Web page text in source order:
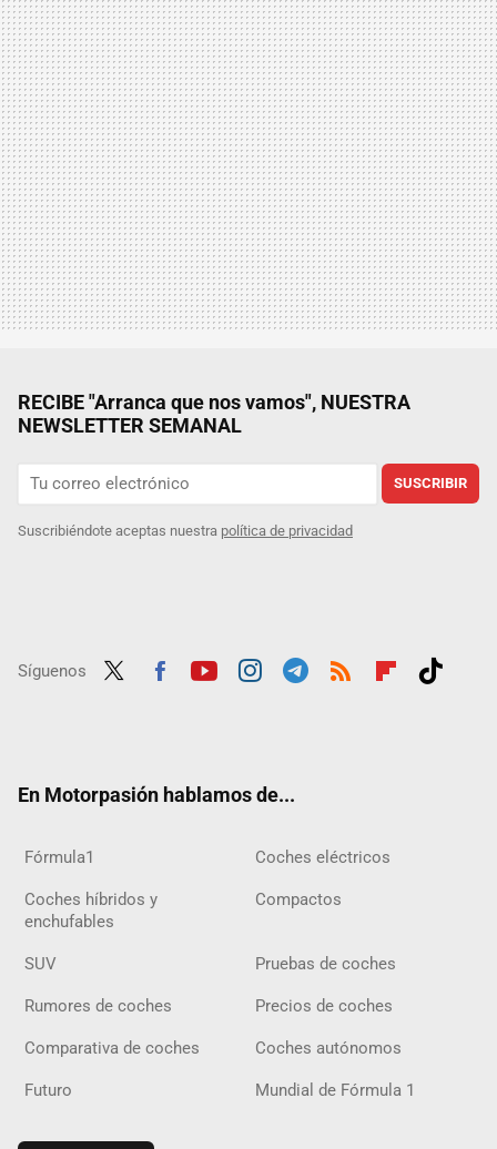
RECIBE "Arranca que nos vamos", NUESTRA
NEWSLETTER SEMANAL
SUSCRIBIR
Suscribiéndote aceptas nuestra política de privacidad
Síguenos
En Motorpasión hablamos de...
Fórmula1 Coches eléctricos
Coches híbridos y
enchufables
Compactos
SUV Pruebas de coches
Rumores de coches Precios de coches
Comparativa de coches Coches autónomos
Futuro Mundial de Fórmula 1